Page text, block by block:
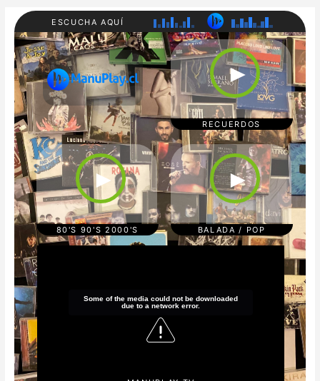
ESCUCHA AQUÍ
RADI
O
MAN
UPL
AY
80'S
90'S
200
0'S
REC
UER
DOS
CUM
BIA/
TRO
PICA
POP/
BAL
ADA
S
REG
GAE
TON
►
RECUERDOS
►
80'S 90'S 2000'S
►
BALADA / POP